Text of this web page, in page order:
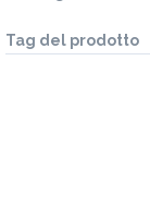
Tag del prodotto